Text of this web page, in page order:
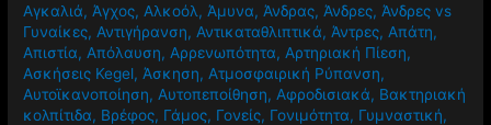
Αγκαλιά, Άγχος, Αλκοόλ, Άμυνα, Άνδρας, Άνδρες, Άνδρες vs
Γυναίκες, Αντιγήρανση, Αντικαταθλιπτικά, Άντρες, Απάτη,
Απιστία, Απόλαυση, Αρρενωπότητα, Αρτηριακή Πίεση,
Ασκήσεις Kegel, Άσκηση, Ατμοσφαιρική Ρύπανση,
Αυτοϊκανοποίηση, Αυτοπεποίθηση, Αφροδισιακά, Βακτηριακή
κολπίτιδα, Βρέφος, Γάμος, Γονείς, Γονιμότητα, Γυμναστική,